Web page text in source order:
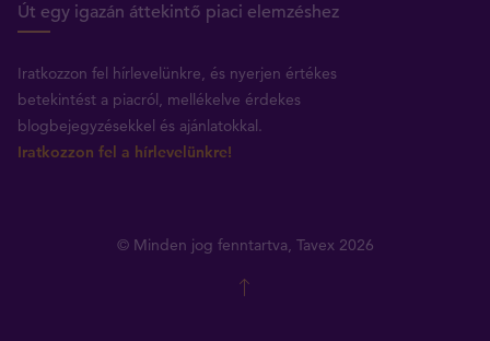
Út egy igazán áttekintő piaci elemzéshez
Iratkozzon fel hírlevelünkre, és nyerjen értékes
betekintést a piacról, mellékelve érdekes
blogbejegyzésekkel és ajánlatokkal.
Iratkozzon fel a hírlevelünkre!
© Minden jog fenntartva, Tavex 2026